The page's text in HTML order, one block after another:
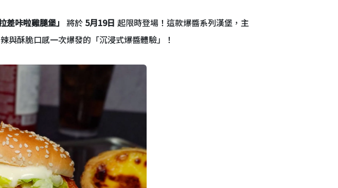
差咔啦雞腿堡」 將於 5月19日 起限時登場！這款爆醬系列漢堡，主
與酥脆口感一次爆發的「沉浸式爆醬體驗」！